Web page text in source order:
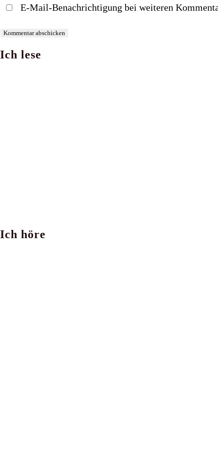
Benutzernamen
ein
Mail-
Kommentieren
Website-
(optional)
E-Mail-Benachrichtigung bei weiteren
Ich lese
Ich höre